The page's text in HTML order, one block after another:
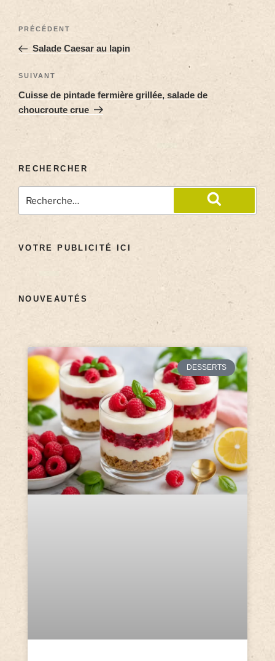
PRÉCÉDENT
Salade Caesar au lapin
SUIVANT
Cuisse de pintade fermière grillée, salade de
choucroute crue
RECHERCHER
VOTRE PUBLICITÉ ICI
NOUVEAUTÉS
DESSERTS